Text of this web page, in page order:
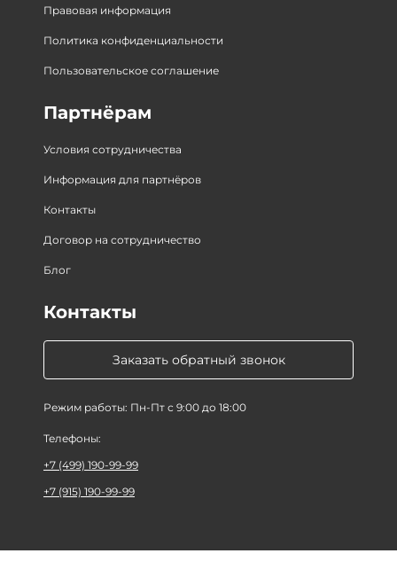
Правовая информация
Политика конфиденциальности
Пользовательское соглашение
Партнёрам
Условия сотрудничества
Информация для партнёров
Контакты
Договор на сотрудничество
Блог
Заказать обратный звонок
Режим работы: Пн-Пт с 9:00 до 18:00
Контакты
Телефоны:
+7 (499) 190-99-99
+7 (915) 190-99-99